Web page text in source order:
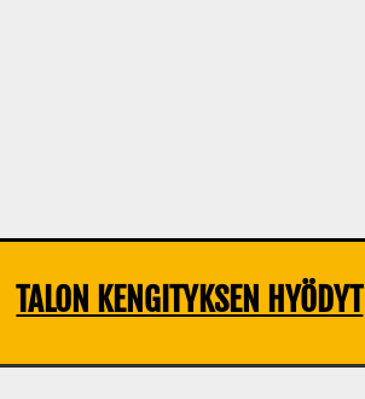
TALON KENGITYKSEN HYÖDYT